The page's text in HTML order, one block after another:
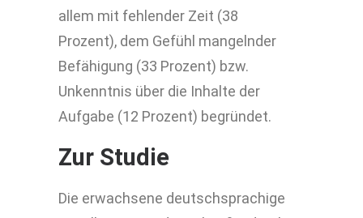
allem mit fehlender Zeit (38
Prozent), dem Gefühl mangelnder
Befähigung (33 Prozent) bzw.
Unkenntnis über die Inhalte der
Aufgabe (12 Prozent) begründet.
Zur Studie
Die erwachsene deutschsprachige